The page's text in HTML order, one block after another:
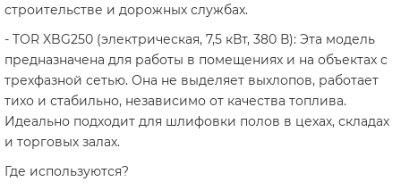
строительстве и дорожных службах.
- TOR XBG250 (электрическая, 7,5 кВт, 380 В): Эта модель
предназначена для работы в помещениях и на объектах с
трехфазной сетью. Она не выделяет выхлопов, работает
тихо и стабильно, независимо от качества топлива.
Идеально подходит для шлифовки полов в цехах, складах
и торговых залах.
Где используются?